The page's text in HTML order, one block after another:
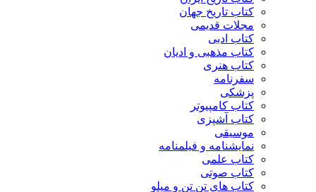
کتاب تاریخ جهان
مجلات قدیمی
کتاب ادبی
کتاب مذهبی و ادیان
کتاب هنری
سفرنامه
پزشکی
کتاب کامپیوتر
کتاب آشپزی
موسیقی
نمایشنامه و فیلمنامه
کتاب علمی
کتاب صوتی
کتاب های تن تن و میلو